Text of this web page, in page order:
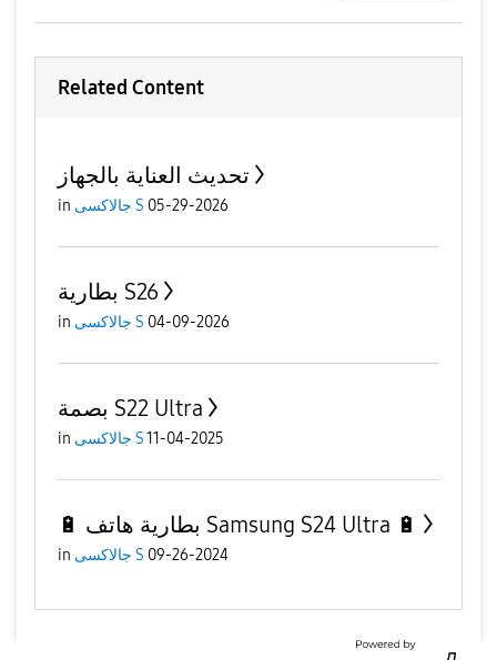
Related Content
تحديث العناية بالجهاز
in جالاكسى S 05-29-2026
بطارية S26
in جالاكسى S 04-09-2026
بصمة S22 Ultra
in جالاكسى S11-04-2025
🔋 بطارية هاتف Samsung S24 Ultra 🔋
in جالاكسى S 09-26-2024